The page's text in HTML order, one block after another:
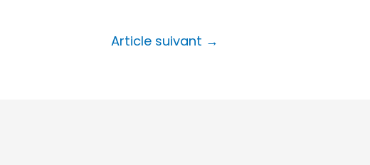
Article suivant →